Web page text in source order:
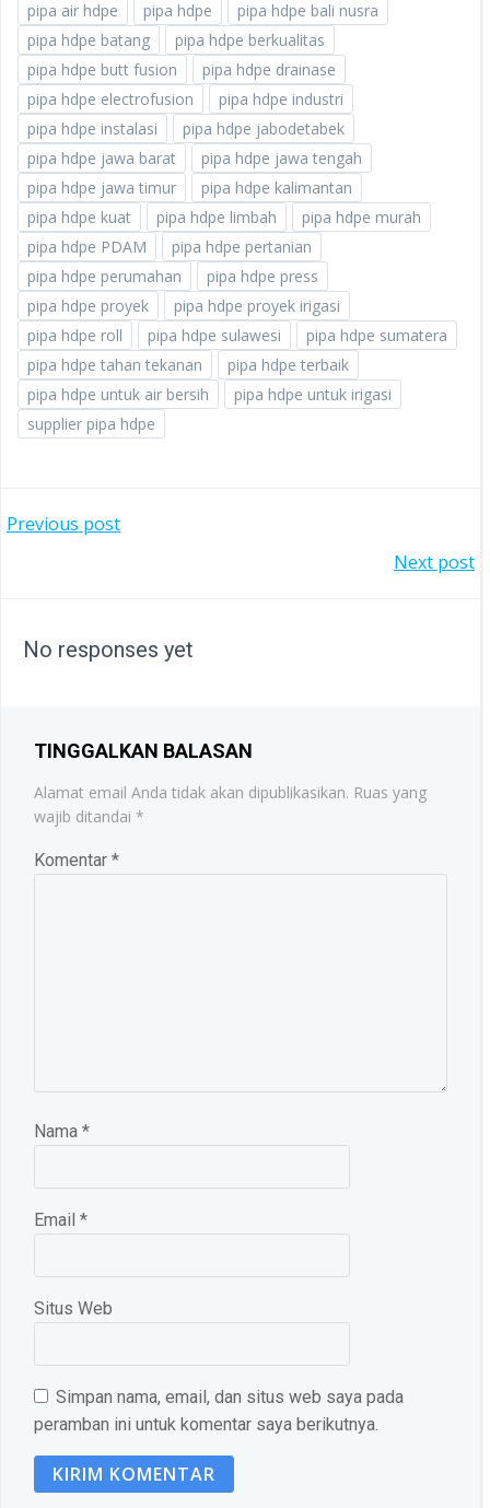
pipa air hdpe pipa hdpe
pipa hdpe bali nusra
pipa hdpe batang
pipa hdpe berkualitas
pipa hdpe butt fusion
pipa hdpe drainase
pipa hdpe electrofusion
pipa hdpe industri
pipa hdpe instalasi
pipa hdpe jabodetabek
pipa hdpe jawa barat
pipa hdpe jawa tengah
pipa hdpe jawa timur
pipa hdpe kalimantan
pipa hdpe kuat
pipa hdpe limbah
pipa hdpe murah
pipa hdpe PDAM
pipa hdpe pertanian
pipa hdpe perumahan
pipa hdpe press
pipa hdpe proyek
pipa hdpe proyek irigasi
pipa hdpe roll
pipa hdpe sulawesi
pipa hdpe sumatera
pipa hdpe tahan tekanan
pipa hdpe terbaik
pipa hdpe untuk air bersih
pipa hdpe untuk irigasi
supplier pipa hdpe
POST
Previous post
Next post
No responses yet
TINGGALKAN BALASAN
Alamat email Anda tidak akan dipublikasikan. Ruas yang
wajib ditandai *
Komentar *
Nama *
Email *
Situs Web
Simpan nama, email, dan situs web saya pada
peramban ini untuk komentar saya berikutnya.